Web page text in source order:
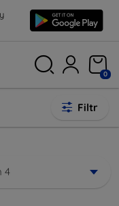
0
Filtr
4